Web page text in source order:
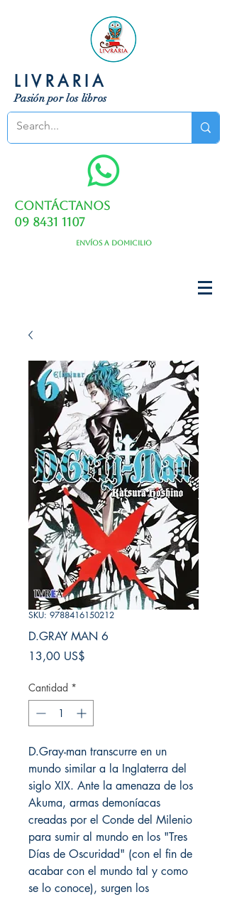
LIVRARIA
Pasión por los libros
Contáctanos
09 8431 1107
Envíos a domicilio
SKU: 9788416150212
D.GRAY MAN 6
13,00 US$
Cantidad *
D.Gray-man transcurre en un
mundo similar a la Inglaterra del
siglo XIX. Ante la amenaza de los
Akuma, armas demoníacas
creadas por el Conde del Milenio
para sumir al mundo en los "Tres
Días de Oscuridad" (con el fin de
acabar con el mundo tal y como
se lo conoce), surgen los